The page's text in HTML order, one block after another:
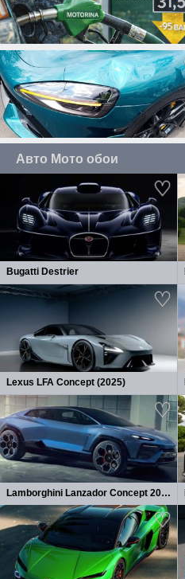
Авто Мото обои
Bugatti Destrier
Lexus LFA Concept (2025)
Lamborghini Lanzador Concept 2026